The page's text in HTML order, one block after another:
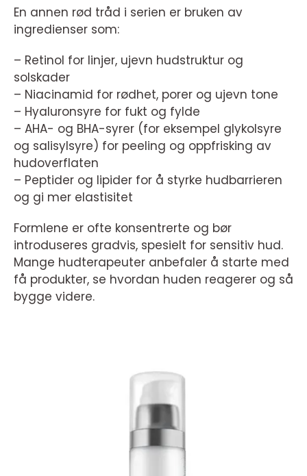
En annen rød tråd i serien er bruken av
ingredienser som:
– Retinol for linjer, ujevn hudstruktur og
solskader
– Niacinamid for rødhet, porer og ujevn tone
– Hyaluronsyre for fukt og fylde
– AHA- og BHA-syrer (for eksempel glykolsyre
og salisylsyre) for peeling og oppfrisking av
hudoverflaten
– Peptider og lipider for å styrke hudbarrieren
og gi mer elastisitet
Formlene er ofte konsentrerte og bør
introduseres gradvis, spesielt for sensitiv hud.
Mange hudterapeuter anbefaler å starte med
få produkter, se hvordan huden reagerer og så
bygge videre.